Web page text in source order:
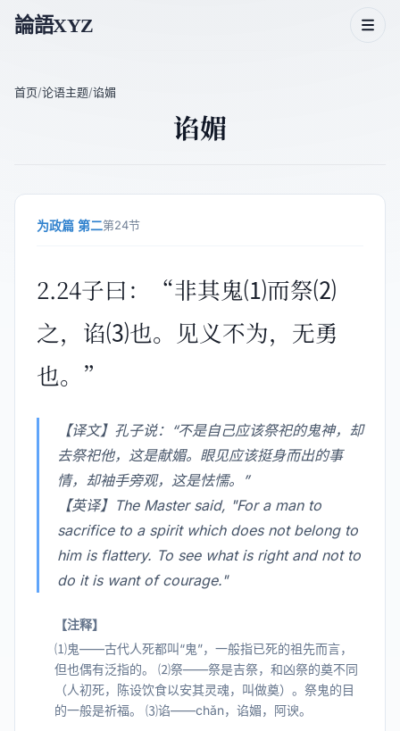
論語XYZ
首页/论语主题/谄媚
谄媚
为政篇 第二第24节
2.24子曰：“非其鬼⑴而祭⑵
之，谄⑶也。见义不为，无勇
也。”
【译文】孔子说：“不是自己应该祭祀的鬼神，却
去祭祀他，这是献媚。眼见应该挺身而出的事
情，却袖手旁观，这是怯懦。”
【英译】The Master said, "For a man to
sacrifice to a spirit which does not belong to
him is flattery. To see what is right and not to
do it is want of courage."
【注释】
⑴鬼——古代人死都叫“鬼”，一般指已死的祖先而言，
但也偶有泛指的。 ⑵祭——祭是吉祭，和凶祭的奠不同
（人初死，陈设饮食以安其灵魂，叫做奠）。祭鬼的目
的一般是祈福。 ⑶谄——chǎn，谄媚，阿谀。